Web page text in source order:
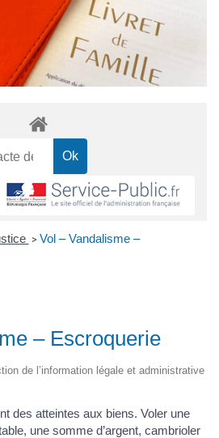
> Vol – Vandalisme –
– Escroquerie
de l’information légale et administrative
des atteintes aux biens. Voler une
une somme d’argent, cambrioler